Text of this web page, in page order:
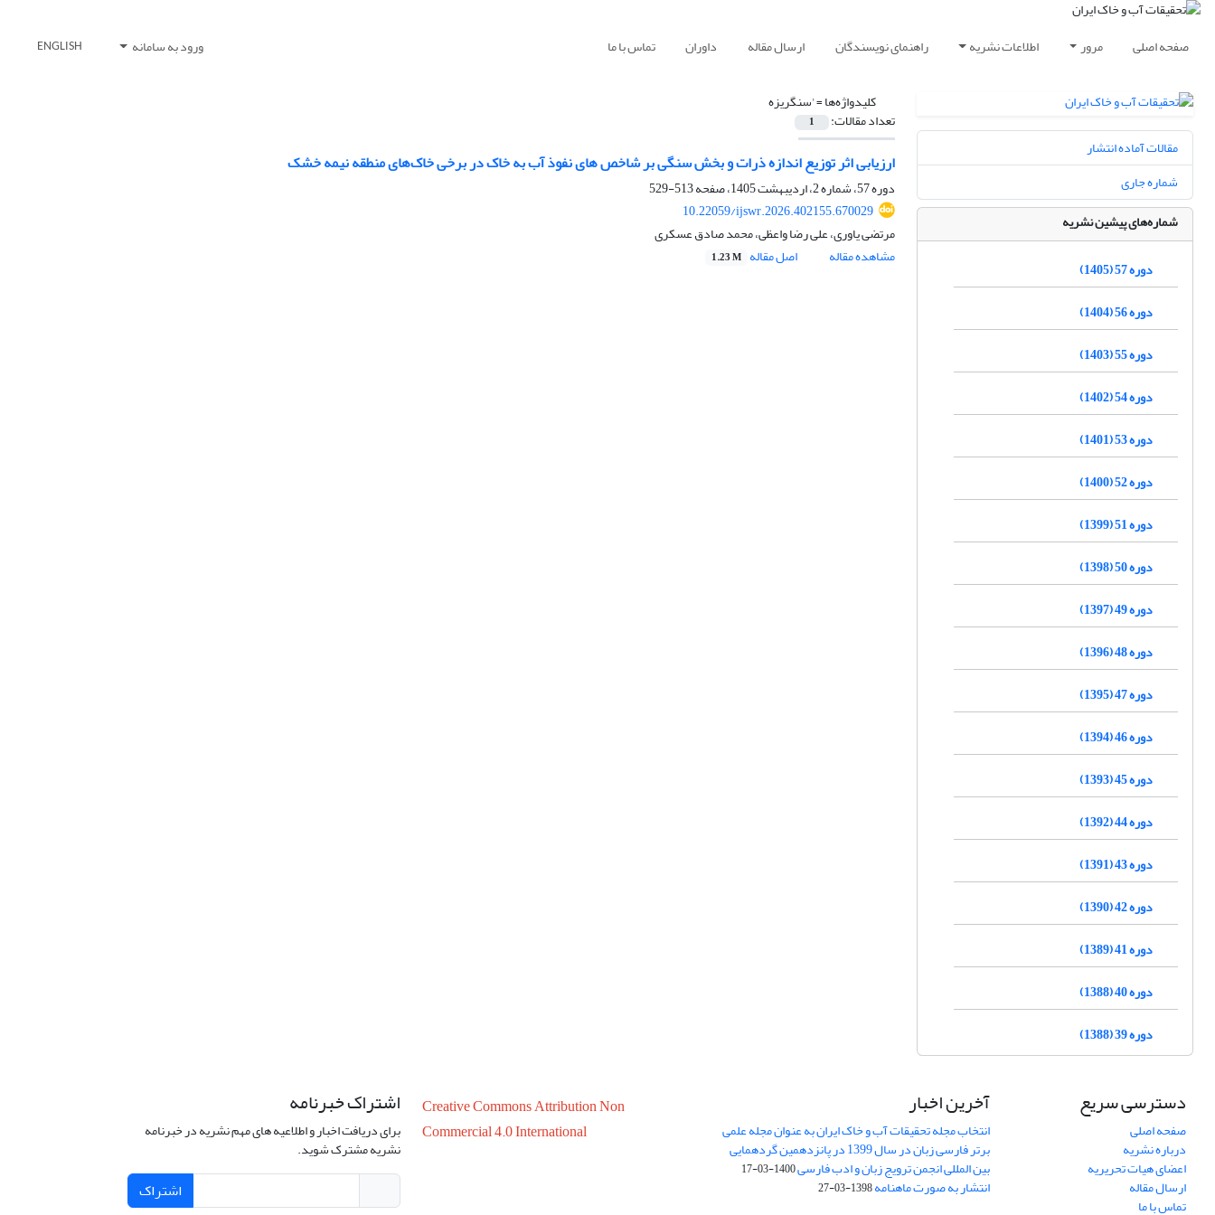
صفحه اصلی مرور اطلاعات نشریه راهنمای نویسندگان ارسال مقاله داوران تماس با ما ورود به سامانه ENGLISH
کلیدواژه‌ها ='سنگریزه
تعداد مقالات: 1
ارزیابی اثر توزیع اندازه ذرات و بخش سنگی بر شاخص ‏های نفوذ آب به خاک در برخی خاک‌های منطقه نیمه‏ خشک
دوره 57، شماره 2، اردیبهشت 1405، صفحه
513-529
10.22059/ijswr.2026.402155.670029
مرتضی یاوری، علی رضا واعظی، محمد صادق عسکری
مشاهده مقاله
اصل مقاله 1.23 M
مقالات آماده انتشار
شماره جاری
شماره‌های پیشین نشریه
دوره 57 (1405)
دوره 56 (1404)
دوره 55 (1403)
دوره 54 (1402)
دوره 53 (1401)
دوره 52 (1400)
دوره 51 (1399)
دوره 50 (1398)
دوره 49 (1397)
دوره 48 (1396)
دوره 47 (1395)
دوره 46 (1394)
دوره 45 (1393)
دوره 44 (1392)
دوره 43 (1391)
دوره 42 (1390)
دوره 41 (1389)
دوره 40 (1388)
دوره 39 (1388)
دسترسی سریع
صفحه اصلی
درباره نشریه
اعضای هیات تحریریه
ارسال مقاله
تماس با ما
آخرین اخبار
انتخاب مجله تحقیقات آب و خاک ایران به عنوان مجله علمی
برتر فارسی زبان در سال 1399 در پانزدهمین گردهمایی
بین المللی انجمن ترویج زبان و ادب فارسی1400-03-17
انتشار به صورت ماهنامه1398-03-27
Creative Commons Attribution Non
Commercial 4.0 International
اشتراک خبرنامه
برای دریافت اخبار و اطلاعیه های مهم نشریه در خبرنامه
نشریه مشترک شوید.
اشتراک